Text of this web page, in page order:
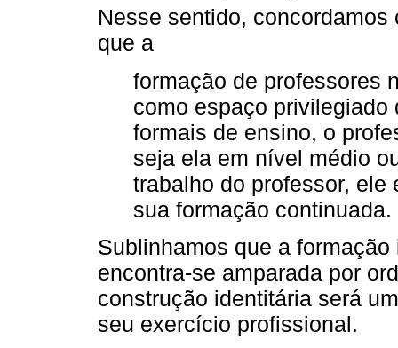
Nesse sentido,
que a
formação de professores
como espaço
formais de ensino, o
seja ela em nível médio
trabalho do professor, ele
sua formação continuada.
Sublinhamos que a
encontra-se amparada por
construção identitária será
seu exercício profissional.